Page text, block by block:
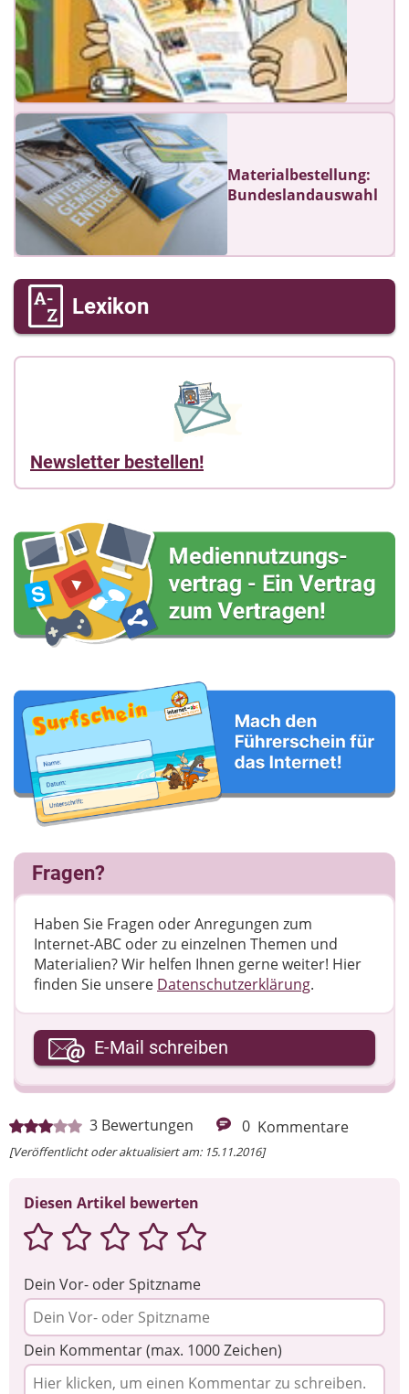
3 Bewertungen 0 Kommentare
[Veröffentlicht oder aktualisiert am: 15.11.2016]
Diesen Artikel bewerten
Dein Vor- oder Spitzname
Dein Kommentar (max. 1000 Zeichen)
Materialbestellung:
Bundeslandauswahl
Lexikon
Newsletter bestellen!
Fragen?
Haben Sie Fragen oder Anregungen zum
Internet-ABC oder zu einzelnen Themen und
Materialien? Wir helfen Ihnen gerne weiter! ​Hier
finden Sie unsere Datenschutzerklärung.
Ihre E-Mail-Adresse
Ihre Nachricht
E-Mail schreiben